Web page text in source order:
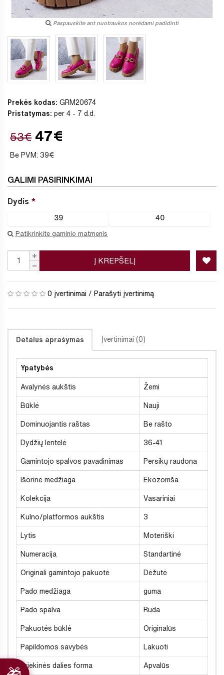
Paspauskite ant nuotraukos norėdami padidinti
Prekės kodas: GRM20674
Pristatymas: per 4 - 7 d.d.
53€ 47€
Be PVM: 39€
GALIMI PASIRINKIMAI
Dydis
39 40
Patikrinkite gaminio matmenis
Į KREPŠELĮ
0 įvertinimai / Parašyti įvertinimą
Detalus aprašymas Įvertinimai (0)
Ypatybės
Avalynės aukštis Žemi
Būklė Nauji
Dominuojantis raštas Be rašto
Dydžių lentelė 36-41
Gamintojo spalvos pavadinimas Persikų raudona
Išorinė medžiaga Ekozomša
Kolekcija Vasariniai
Kulno/platformos aukštis 3
Lytis Moteriški
Numeracija Standartinė
Originali gamintojo pakuotė Dėžutė
Pado medžiaga guma
Pado spalva Ruda
Pakuotės būklė Originalūs
Papildomos savybės Lakuoti
Priekinės dalies forma Apvalūs